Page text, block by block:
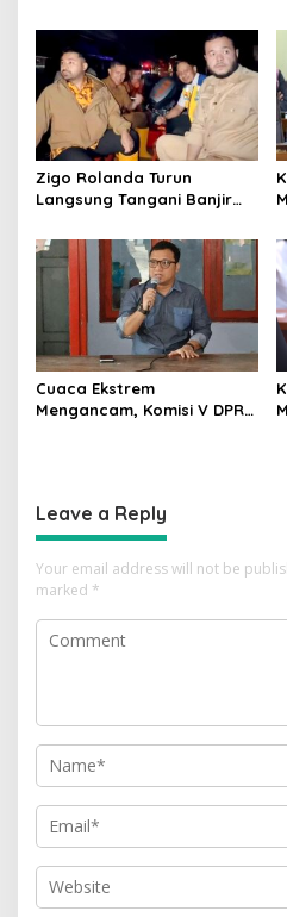
Edukasi Politik
Zigo Rolanda Turun
Langsung Tangani Banjir
Cuaca Ekstrem
Mengancam, Komisi V DPR
Leave a Reply
Your email address will not be
marked *